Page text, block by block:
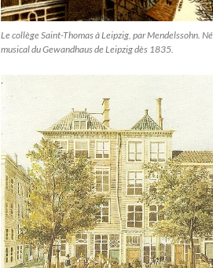
Le collège Saint-Thomas à Leipzig, par Mendelssohn.
musical du Gewandhaus de Leipzig dès 1835.